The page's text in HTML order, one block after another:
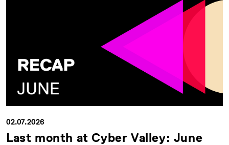
02.07.2026
Last month at Cyber Valley: June